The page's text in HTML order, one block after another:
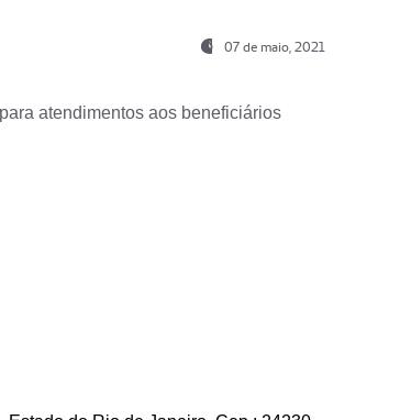
07 de maio, 2021
atendimentos aos beneficiários